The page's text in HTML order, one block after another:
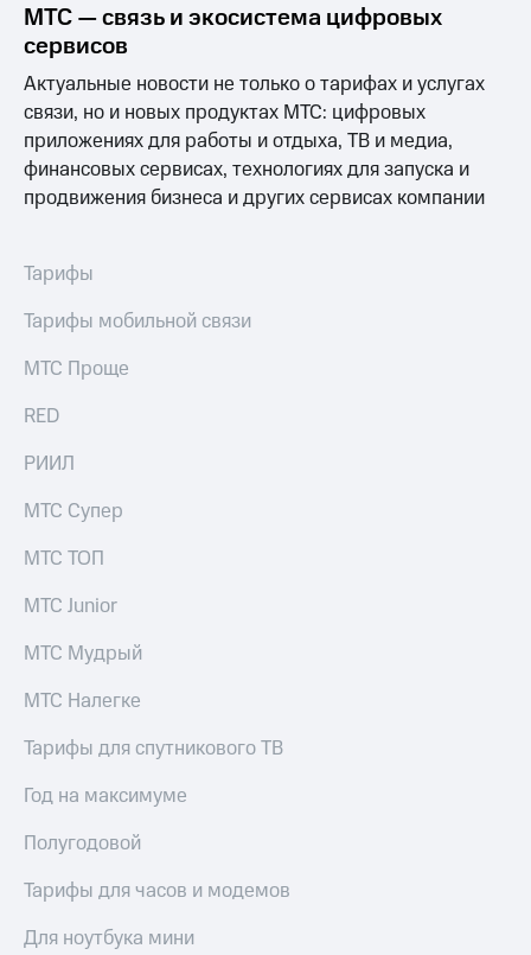
МТС — связь и экосистема цифровых
сервисов
Актуальные новости не только о тарифах и услугах
связи, но и новых продуктах МТС: цифровых
приложениях для работы и отдыха, ТВ и медиа,
финансовых сервисах, технологиях для запуска и
продвижения бизнеса и других сервисах компании
Тарифы
Тарифы мобильной связи
МТС Проще
RED
РИИЛ
МТС Супер
МТС ТОП
МТС Junior
МТС Мудрый
МТС Налегке
Тарифы для спутникового ТВ
Год на максимуме
Полугодовой
Тарифы для часов и модемов
Для ноутбука мини